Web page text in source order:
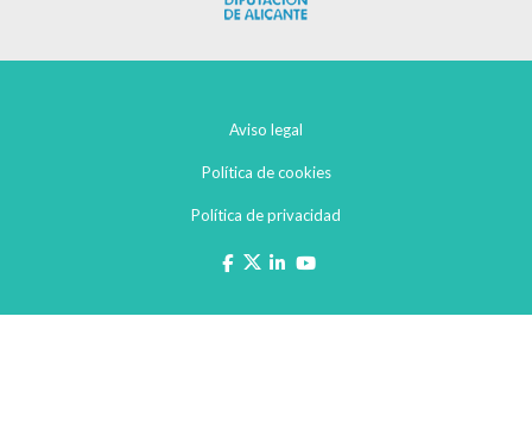
Aviso legal
Política de cookies
Política de privacidad